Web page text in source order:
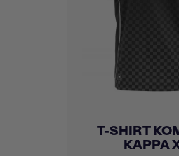
T-SHIRT
KAPPA